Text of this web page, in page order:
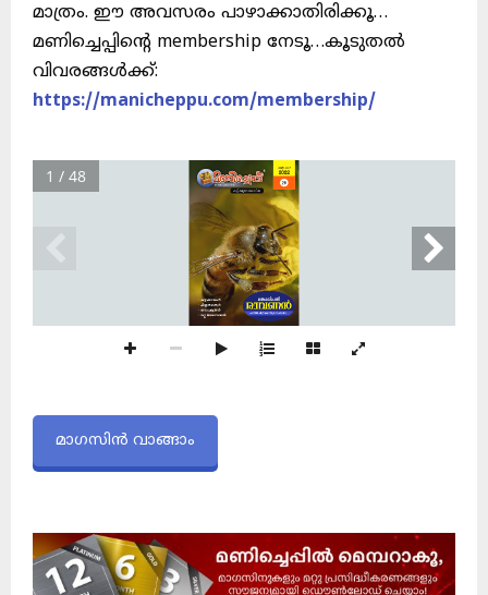
മാത്രം. ഈ അവസരം പാഴാക്കാതിരിക്കൂ…
മണിച്ചെപ്പിന്റെ membership നേടൂ…കൂടുതൽ
വിവരങ്ങൾക്ക്:
https://manicheppu.com/membership/
1 / 48
മാഗസിൻ വാങ്ങാം